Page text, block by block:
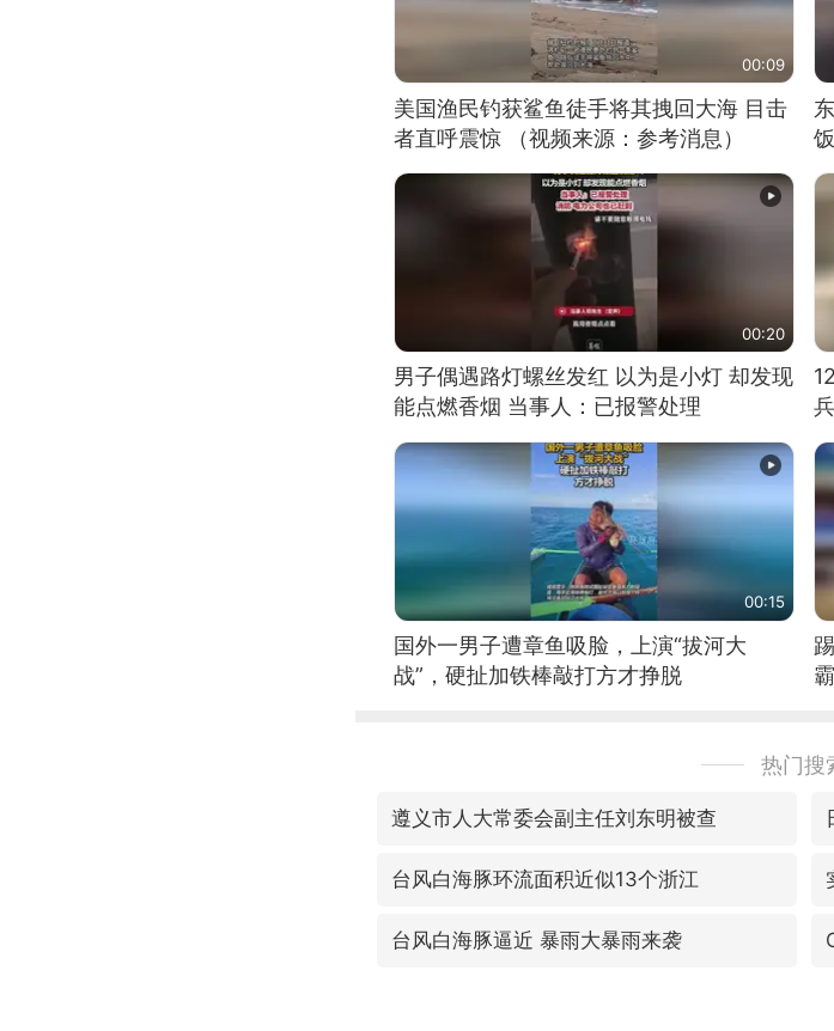
00:09
美国渔民钓获鲨鱼徒手将其拽回大海 目击
者直呼震惊 （视频来源：参考消息）
00:20
男子偶遇路灯螺丝发红 以为是小灯 却发现
能点燃香烟 当事人：已报警处理
00:15
国外一男子遭章鱼吸脸，上演“拔河大
战”，硬扯加铁棒敲打方才挣脱
热门搜
遵义市人大常委会副主任刘东明被查
台风白海豚环流面积近似13个浙江
台风白海豚逼近 暴雨大暴雨来袭